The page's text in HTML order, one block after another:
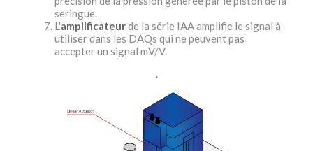
seringue.
L'amplificateurde la série IAA amplifie le signal à
utiliser dans les DAQs qui ne peuvent pas
accepter un signal mV/V.
.